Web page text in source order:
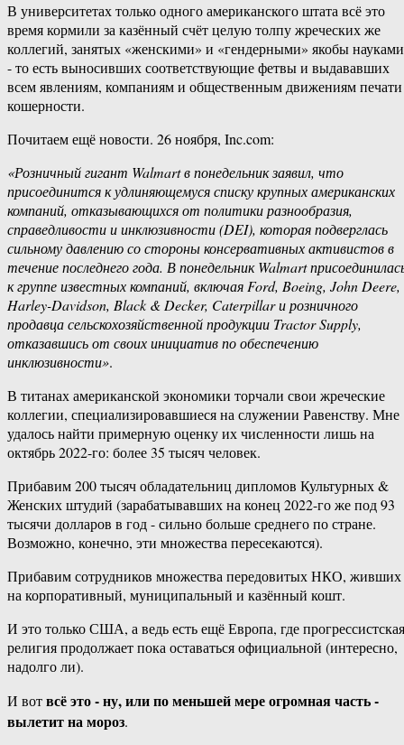
В ‎университетах ‎только ‎одного ‎американского ‎штата ‎всё ‎это
‎время‏ ‎кормили‏ ‎за ‎казённый ‎счёт ‎целую‏ ‎толпу ‎жреческих‏ ‎же
‎коллегий,‏ ‎занятых‏ ‎«женскими» и ‎«гендерными»‏ ‎якобы науками
‎- ‎то ‎есть‏ ‎выносивших ‎соответствующие‏ ‎фетвы‏ ‎и‏ ‎выдававших
‎всем ‎явлениям, ‎компаниям ‎и‏ ‎общественным ‎движениям ‎печати‏
‎кошерности.
Почитаем‏ ещё новости. 26 ноября,‏ ‎Inc.com:
«Розничный ‎гигант ‎Walmart ‎в‏ ‎понедельник ‎заявил, ‎что‏
‎присоединится‏ ‎к ‎удлиняющемуся‏ ‎списку ‎крупных‏ ‎американских
‎компаний, ‎отказывающихся ‎от ‎политики‏ ‎разнообразия,‏
‎справедливости‏ ‎и ‎инклюзивности‏ ‎(DEI), ‎которая‏ ‎подверглась
‎сильному‏ ‎давлению‏ ‎со ‎стороны‏ ‎консервативных ‎активистов ‎в
‎течение ‎последнего‏ ‎года. ‎В‏ ‎понедельник‏ ‎Walmart‏ ‎присоединилась
‎к ‎группе ‎известных‏ ‎компаний, ‎включая‏ ‎Ford, ‎Boeing,‏ ‎John‏ ‎Deere,‏
‎Harley-Davidson, ‎Black ‎& ‎Decker, ‎Caterpillar ‎и ‎розничного
‎продавца ‎сельскохозяйственной‏ ‎продукции‏ ‎Tractor ‎Supply,
‎отказавшись ‎от‏ ‎своих ‎инициатив‏ ‎по ‎обеспечению‏
‎инклюзивности».
В‏ ‎титанах‏ ‎американской ‎экономики‏ ‎торчали ‎свои ‎жреческие
‎коллегии,‏ ‎специализировавшиеся ‎на‏ ‎служении‏ ‎Равенству.‏ ‎Мне
‎удалось ‎найти ‎примерную оценку их‏ ‎численности ‎лишь ‎на‏
‎октябрь‏ ‎2022-го: ‎более‏ ‎35 ‎тысяч ‎человек.
Прибавим 200 тысяч обладательниц‏ ‎дипломов ‎Культурных ‎&‏
‎Женских‏ ‎штудий ‎(зарабатывавших‏ ‎на ‎конец‏ ‎2022-го ‎же ‎под ‎93
‎тысячи‏ ‎долларов‏ ‎в‏ ‎год ‎-‏ ‎сильно ‎больше‏ ‎среднего ‎по‏ ‎стране.‏
‎Возможно, ‎конечно,‏ ‎эти ‎множества ‎пересекаются).
Прибавим ‎сотрудников ‎множества‏ ‎передовитых ‎НКО,‏ ‎живших‏
‎на‏ ‎корпоративный, ‎муниципальный ‎и ‎казённый‏ ‎кошт.
И ‎это‏ ‎только ‎США,‏ ‎а‏ ‎ведь‏ ‎есть ‎ещё ‎Европа, ‎где ‎прогрессистская
‎религия ‎продолжает ‎пока ‎оставаться‏ ‎официальной‏ ‎(интересно,
‎надолго ‎ли).
всё ‎это‏ ‎- ‎ну,‏ ‎или‏ ‎по‏ ‎меньшей ‎мере‏ ‎огромная ‎часть ‎-
‎вылетит‏ ‎на ‎мороз.